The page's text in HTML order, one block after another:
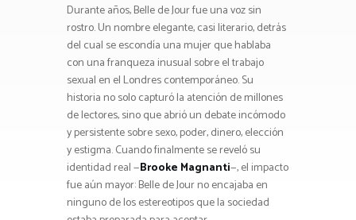
Durante años, Belle de Jour fue una voz sin
rostro. Un nombre elegante, casi literario, detrás
del cual se escondía una mujer que hablaba
con una franqueza inusual sobre el trabajo
sexual en el Londres contemporáneo. Su
historia no solo capturó la atención de millones
de lectores, sino que abrió un debate incómodo
y persistente sobre sexo, poder, dinero, elección
y estigma. Cuando finalmente se reveló su
identidad real —Brooke Magnanti—, el impacto
fue aún mayor: Belle de Jour no encajaba en
ninguno de los estereotipos que la sociedad